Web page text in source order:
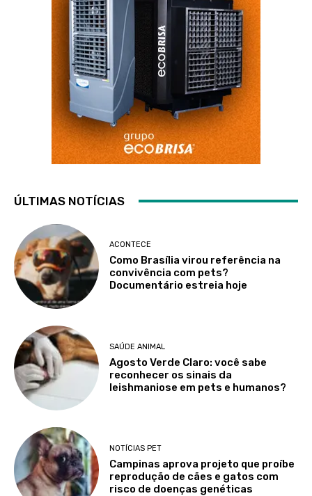
ÚLTIMAS NOTÍCIAS
ACONTECE
Como Brasília virou referência na
convivência com pets?
Documentário estreia hoje
SAÚDE ANIMAL
Agosto Verde Claro: você sabe
reconhecer os sinais da
leishmaniose em pets e humanos?
NOTÍCIAS PET
Campinas aprova projeto que proíbe
reprodução de cães e gatos com
risco de doenças genéticas